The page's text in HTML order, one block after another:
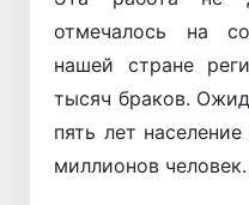
отмечалось на
нашей стране
тысяч браков.
пять лет
миллионов человек.